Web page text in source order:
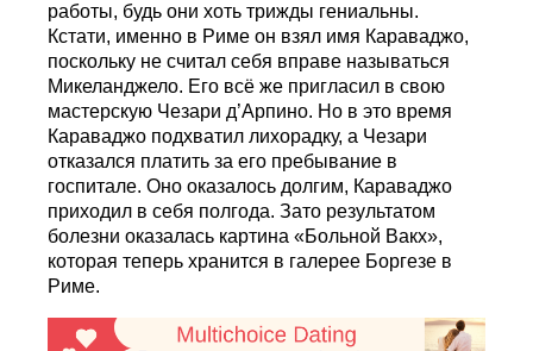
работы, будь они хоть трижды гениальны.
Кстати, именно в Риме он взял имя Караваджо,
поскольку не считал себя вправе называться
Микеланджело. Его всё же пригласил в свою
мастерскую Чезари д’Арпино. Но в это время
Караваджо подхватил лихорадку, а Чезари
отказался платить за его пребывание в
госпитале. Оно оказалось долгим, Караваджо
приходил в себя полгода. Зато результатом
болезни оказалась картина «Больной Вакх»,
которая теперь хранится в галерее Боргезе в
Риме.